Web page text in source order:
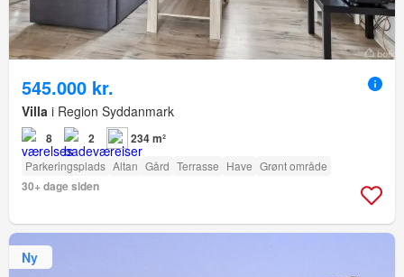
545.000 kr.
Villa i Region Syddanmark
8 2 234 m²
Parkeringsplads Altan Gård Terrasse Have Grønt område
30+ dage siden
Ny